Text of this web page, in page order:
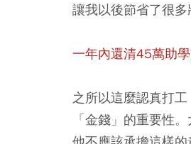
讓我以後節省了很多
一年內還清45萬助
之所以這麼認真打
「金錢」的重要性